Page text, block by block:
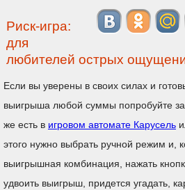
Риск-игра:
для
любителей острых
Если вы уверены в своих силах и
выигрыша любой суммы попробуйте
же есть в игровом автомате Карусель
этого нужно выбрать ручной режим и,
выигрышная комбинация, нажать
удвоить выигрыш, придется угадать,